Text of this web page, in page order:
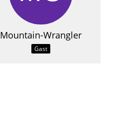
Mountain-Wrangler
Gast